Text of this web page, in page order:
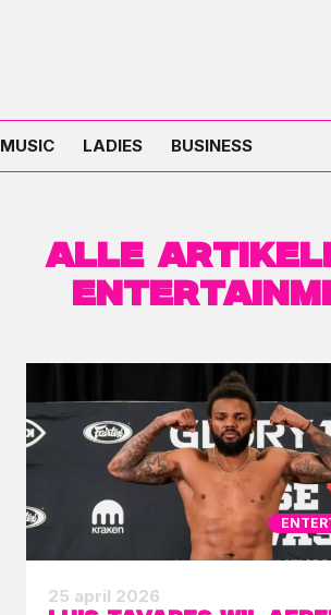
MUSIC LADIES BUSINESS
Alle
25 april 2026